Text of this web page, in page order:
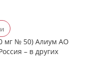
300 мг № 50)
Дойчленд
Спешиалти
Рико,США
мг № 50) Алиум АО
– в других